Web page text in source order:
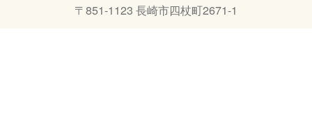
〒851-1123 長崎市四杖町2671-1